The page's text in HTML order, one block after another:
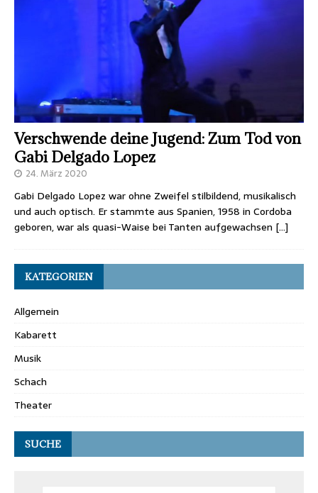
Verschwende deine Jugend: Zum Tod von
Gabi Delgado Lopez
24. März 2020
Gabi Delgado Lopez war ohne Zweifel stilbildend, musikalisch
und auch optisch. Er stammte aus Spanien, 1958 in Cordoba
geboren, war als quasi-Waise bei Tanten aufgewachsen […]
KATEGORIEN
Allgemein
Kabarett
Musik
Schach
Theater
SUCHE